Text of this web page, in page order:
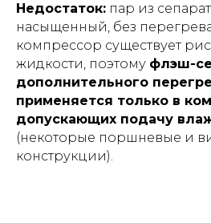
Недостаток: пар из
насыщенный, без
компрессор существует
жидкости, поэтому флэш-
дополнительного
применяется только в
допускающих подачу
(некоторые поршневые и
конструкции).